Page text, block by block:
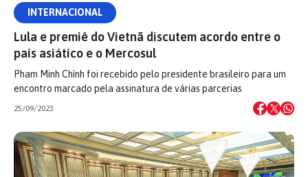
INTERNACIONAL
Lula e premiê do Vietnã discutem acordo entre o
país asiático e o Mercosul
Pham Minh Chính foi recebido pelo presidente brasileiro para um
encontro marcado pela assinatura de várias parcerias
25/09/2023